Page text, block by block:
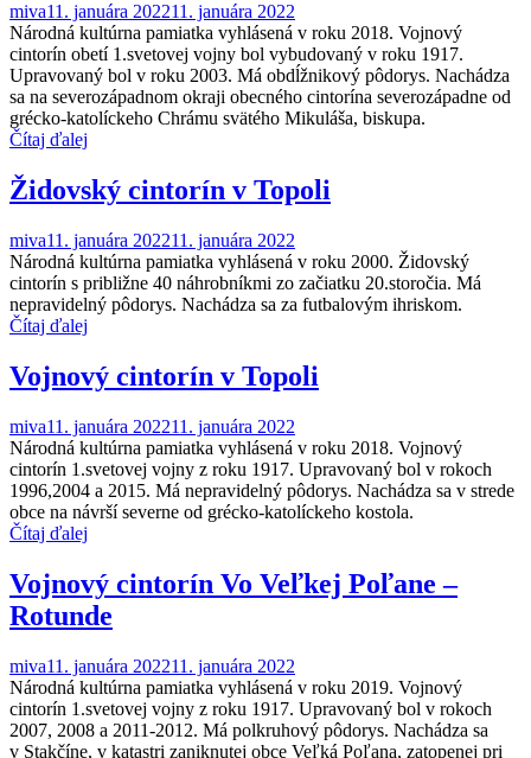
miva11. januára 202211. januára 2022
Národná kultúrna pamiatka vyhlásená v roku 2018. Vojnový
cintorín obetí 1.svetovej vojny bol vybudovaný v roku 1917.
Upravovaný bol v roku 2003. Má obdĺžnikový pôdorys. Nachádza
sa na severozápadnom okraji obecného cintorína severozápadne od
grécko-katolíckeho Chrámu svätého Mikuláša, biskupa.
Čítaj ďalej
Židovský cintorín v Topoli
miva11. januára 202211. januára 2022
Národná kultúrna pamiatka vyhlásená v roku 2000. Židovský
cintorín s približne 40 náhrobníkmi zo začiatku 20.storočia. Má
nepravidelný pôdorys. Nachádza sa za futbalovým ihriskom.
Čítaj ďalej
Vojnový cintorín v Topoli
miva11. januára 202211. januára 2022
Národná kultúrna pamiatka vyhlásená v roku 2018. Vojnový
cintorín 1.svetovej vojny z roku 1917. Upravovaný bol v rokoch
1996,2004 a 2015. Má nepravidelný pôdorys. Nachádza sa v strede
obce na návrší severne od grécko-katolíckeho kostola.
Čítaj ďalej
Vojnový cintorín Vo Veľkej Poľane –
Rotunde
miva11. januára 202211. januára 2022
Národná kultúrna pamiatka vyhlásená v roku 2019. Vojnový
cintorín 1.svetovej vojny z roku 1917. Upravovaný bol v rokoch
2007, 2008 a 2011-2012. Má polkruhový pôdorys. Nachádza sa
v Stakčíne, v katastri zaniknutej obce Veľká Poľana, zatopenej pri